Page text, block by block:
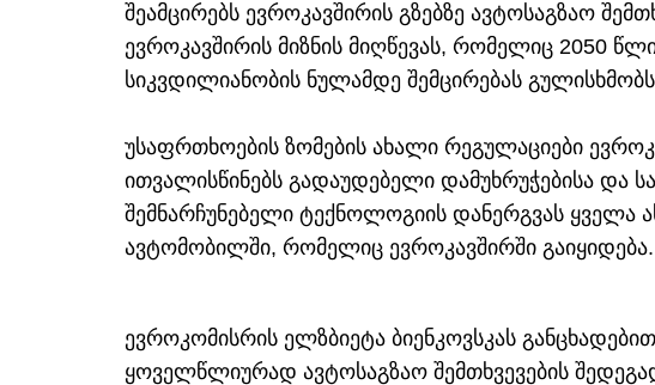
შეამცირებს ევროკავშირის გზებზე ავტოსაგზაო
ევროკავშირის მიზნის მიღწევას, რომელიც 2050
სიკვდილიანობის ნულამდე შემცირებას
უსაფრთხოების ზომების ახალი რეგულაციები
ითვალისწინებს გადაუდებელი დამუხრუჭებისა და
შემნარჩუნებელი ტექნოლოგიის დანერგვას ყველა
ავტომობილში, რომელიც ევროკავშირში გაიყიდება.
ევროკომისრის ელზბიეტა ბიენკოვსკას
ყოველწლიურად ავტოსაგზაო შემთხვევების